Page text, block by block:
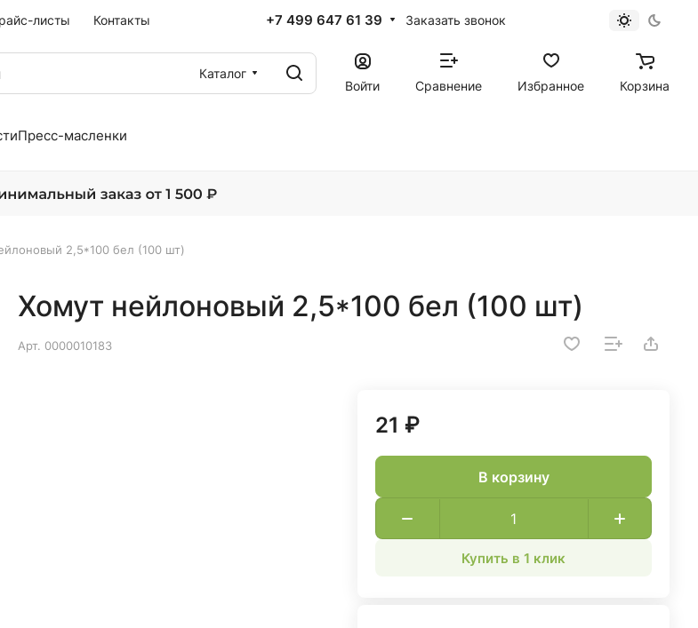
листы Контакты +7 499 647 61 39 Заказать звонок
Каталог
Войти
Сравнение Избранное Корзина
Пресс-масленки
2,5*100 бел (100 шт)
Хомут нейлоновый 2,5*100 бел (100 шт)
Арт. 0000010183
21 ₽
В корзину
Купить в 1 клик